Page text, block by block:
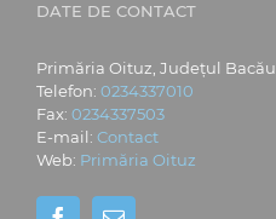
DATE DE CONTACT
Primăria Oituz, Județul Bacău
Telefon: 0234337010
Fax: 0234337503
E-mail: Contact
Web: Primăria Oituz